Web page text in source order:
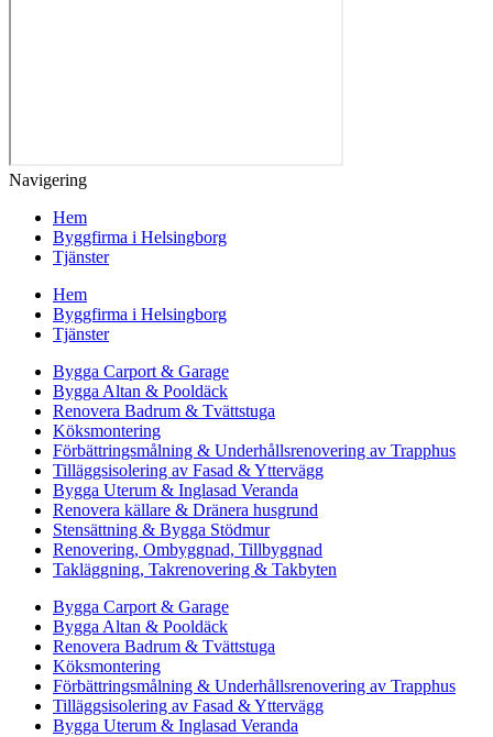
Navigering
Hem
Byggfirma i Helsingborg
Tjänster
Hem
Byggfirma i Helsingborg
Tjänster
Bygga Carport & Garage
Bygga Altan & Pooldäck
Renovera Badrum & Tvättstuga
Köksmontering
Förbättringsmålning & Underhållsrenovering av Trapphus
Tilläggsisolering av Fasad & Yttervägg
Bygga Uterum & Inglasad Veranda
Renovera källare & Dränera husgrund
Stensättning & Bygga Stödmur
Renovering, Ombyggnad, Tillbyggnad
Takläggning, Takrenovering & Takbyten
Bygga Carport & Garage
Bygga Altan & Pooldäck
Renovera Badrum & Tvättstuga
Köksmontering
Förbättringsmålning & Underhållsrenovering av Trapphus
Tilläggsisolering av Fasad & Yttervägg
Bygga Uterum & Inglasad Veranda